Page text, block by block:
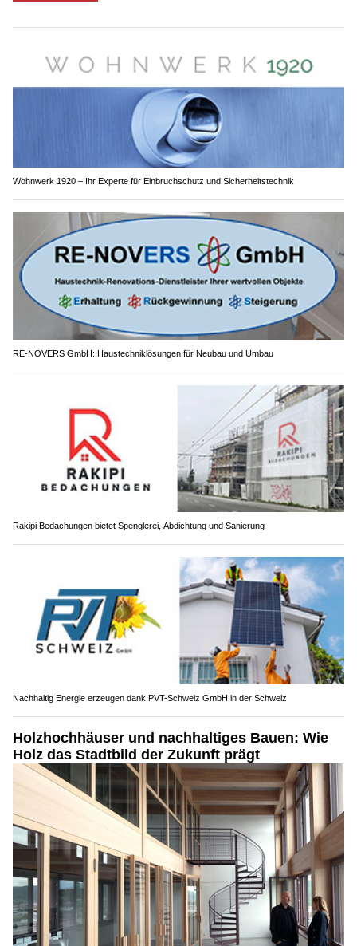
Wohnwerk 1920 – Ihr Experte für Einbruchschutz und Sicherheitstechnik
RE-NOVERS GmbH: Haustechniklösungen für Neubau und Umbau
Rakipi Bedachungen bietet Spenglerei, Abdichtung und Sanierung
Nachhaltig Energie erzeugen dank PVT-Schweiz GmbH in der Schweiz
Holzhochhäuser und nachhaltiges Bauen: Wie
Holz das Stadtbild der Zukunft prägt